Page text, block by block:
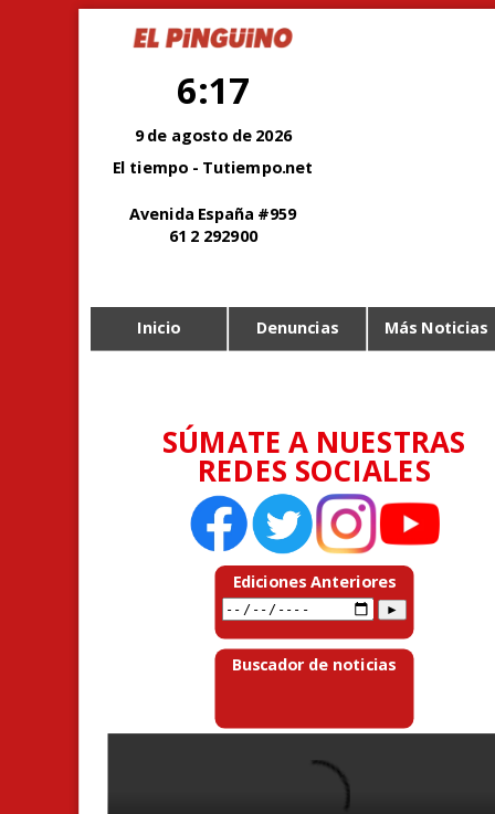
6:17
9 de agosto de 2026
El tiempo - Tutiempo.net
Avenida España #959
61 2 292900
Inicio Denuncias Más Noticias
SÚMATE A NUESTRAS
REDES SOCIALES
Ediciones Anteriores
Buscador de noticias